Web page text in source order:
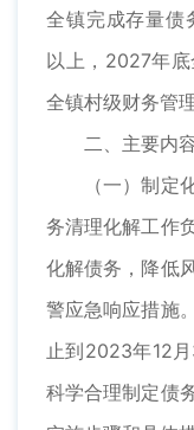
全镇完成存量债
以上，2027年底
全镇村级财务管
二、主要内
（一）制定化
务清理化解工作
化解债务，降低
警应急响应措施
止到2023年12
科学合理制定债